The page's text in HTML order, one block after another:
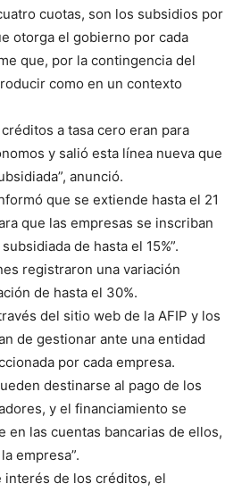
cuotas, son los subsidios por
otorga el gobierno por cada
que, por la contingencia del
como en un contexto
a tasa cero eran para
y salió esta línea nueva que
anunció.
que se extiende hasta el 21
que las empresas se inscriban
de hasta el 15%”.
registraron una variación
de hasta el 30%.
del sitio web de la AFIP y los
de gestionar ante una entidad
por cada empresa.
destinarse al pago de los
y el financiamiento se
en las cuentas bancarias de ellos,
empresa”.
interés de los créditos, el